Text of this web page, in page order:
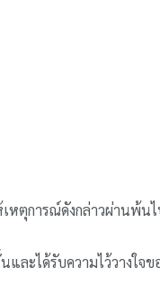
ตุการณ์ดังกล่าวผ่านพ้น
ะได้รับความไว้วางใจ